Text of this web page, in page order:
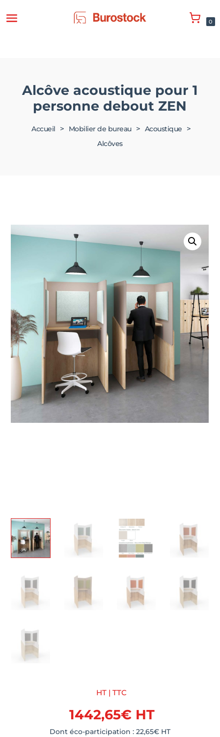
0
Alcôve acoustique pour 1
personne debout ZEN
Accueil > Mobilier de bureau > Acoustique >
Alcôves
HT | TTC
1442,65€ HT
Dont éco-participation : 22,65€ HT